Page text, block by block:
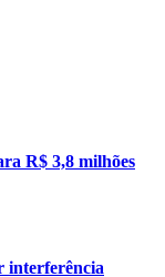
R$ 3,8 milhões
interferência